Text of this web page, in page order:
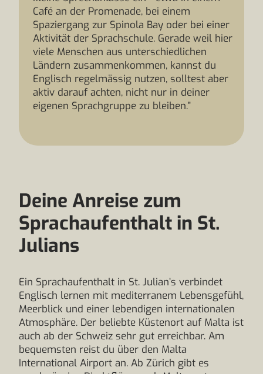
Café an der Promenade, bei einem
Spaziergang zur Spinola Bay oder bei einer
Aktivität der Sprachschule. Gerade weil hier
viele Menschen aus unterschiedlichen
Ländern zusammenkommen, kannst du
Englisch regelmässig nutzen, solltest aber
aktiv darauf achten, nicht nur in deiner
eigenen Sprachgruppe zu bleiben.”
Deine Anreise zum
Sprachaufenthalt in St.
Julians
Ein Sprachaufenthalt in St. Julian’s verbindet
Englisch lernen mit mediterranem Lebensgefühl,
Meerblick und einer lebendigen internationalen
Atmosphäre. Der beliebte Küstenort auf Malta ist
auch ab der Schweiz sehr gut erreichbar. Am
bequemsten reist du über den Malta
International Airport an. Ab Zürich gibt es